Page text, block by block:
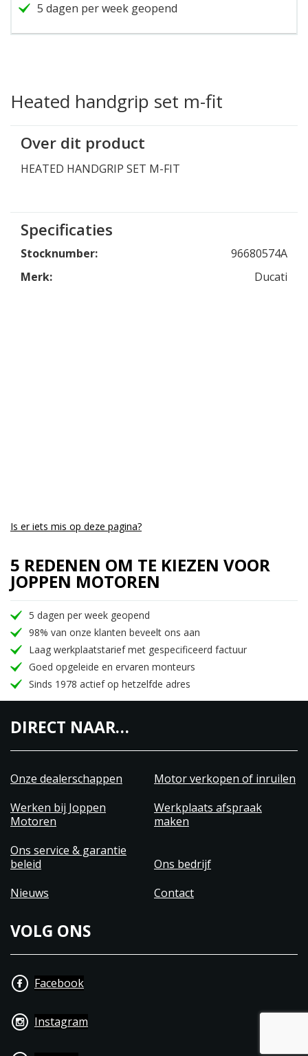
Heated handgrip set m-fit
Over dit product
HEATED HANDGRIP SET M-FIT
Specificaties
Stocknumber:
96680574A
Merk:
Ducati
5 dagen per week geopend
Is er iets mis op deze pagina?
5 REDENEN OM TE KIEZEN VOOR
JOPPEN MOTOREN
5 dagen per week geopend
98% van onze klanten beveelt ons aan
Laag werkplaatstarief met gespecificeerd factuur
Goed opgeleide en ervaren monteurs
Sinds 1978 actief op hetzelfde adres
DIRECT NAAR…
Onze dealerschappen
Motor verkopen of inruilen
Werken bij Joppen
Motoren
Werkplaats afspraak
maken
Ons service & garantie
beleid
Ons bedrijf
Nieuws
Contact
VOLG ONS
Facebook
Instagram